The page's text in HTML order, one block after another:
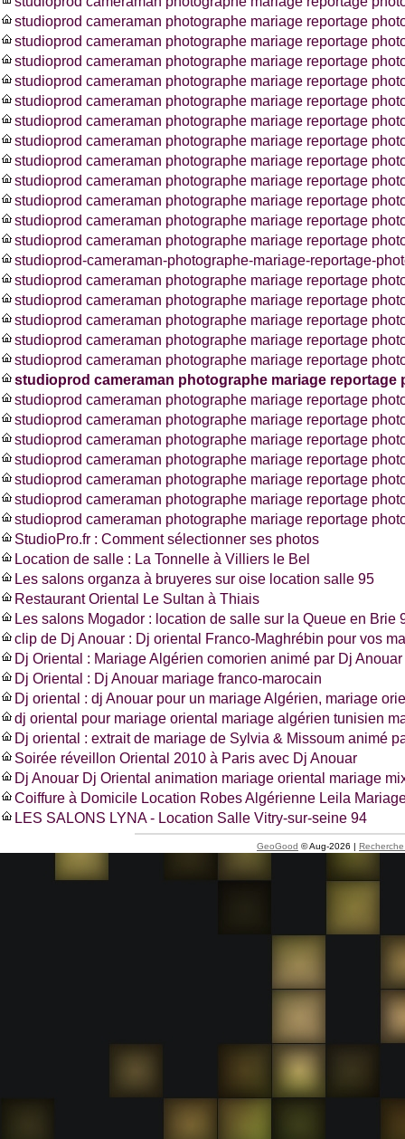
studioprod cameraman photographe mariage reportage
studioprod cameraman photographe mariage reportage
studioprod cameraman photographe mariage reportage
studioprod cameraman photographe mariage reportage
studioprod cameraman photographe mariage reportage
studioprod cameraman photographe mariage reportage
studioprod cameraman photographe mariage reportage
studioprod cameraman photographe mariage reportage
studioprod cameraman photographe mariage reportage
studioprod cameraman photographe mariage reportage
studioprod cameraman photographe mariage reportage
studioprod cameraman photographe mariage reportage
studioprod-cameraman-photographe-mariage-reportage-
studioprod cameraman photographe mariage reportage
studioprod cameraman photographe mariage reportage
studioprod cameraman photographe mariage reportage
studioprod cameraman photographe mariage reportage
studioprod cameraman photographe mariage reportage
studioprod cameraman photographe mariage reportage
studioprod cameraman photographe mariage reportage
studioprod cameraman photographe mariage reportage
studioprod cameraman photographe mariage reportage
studioprod cameraman photographe mariage reportage
studioprod cameraman photographe mariage reportage
studioprod cameraman photographe mariage reportage
studioprod cameraman photographe mariage reportage
StudioPro.fr : Comment sélectionner ses photos
Location de salle : La Tonnelle à Villiers le Bel
Les salons organza à bruyeres sur oise location salle 95
Restaurant Oriental Le Sultan à Thiais
Les salons Mogador : location de salle sur la Queue en Brie
clip de Dj Anouar : Dj oriental Franco-Maghrébin pour vos
Dj Oriental : Mariage Algérien comorien animé par Dj Anouar
Dj Oriental : Dj Anouar mariage franco-marocain
Dj oriental : dj Anouar pour un mariage Algérien, mariage
dj oriental pour mariage oriental mariage algérien tunisien
Dj oriental : extrait de mariage de Sylvia & Missoum animé
Soirée réveillon Oriental 2010 à Paris avec Dj Anouar
Dj Anouar Dj Oriental animation mariage oriental mariage
Coiffure à Domicile Location Robes Algérienne Leila
LES SALONS LYNA - Location Salle Vitry-sur-seine 94
GeoGood © Aug-2026 |